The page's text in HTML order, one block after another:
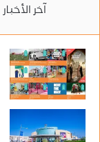
آخر الأخبار